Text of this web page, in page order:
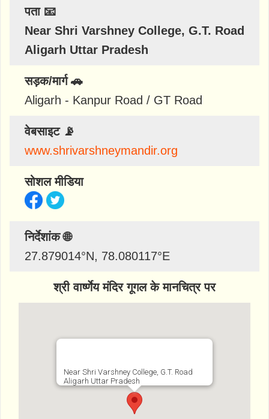
पता 📧
Near Shri Varshney College, G.T. Road
Aligarh Uttar Pradesh
सड़क/मार्ग 🚗
Aligarh - Kanpur Road / GT Road
वेबसाइट 📡
www.shrivarshneymandir.org
सोशल मीडिया
निर्देशांक 🌐
27.879014°N, 78.080117°E
श्री वार्ष्णेय मंदिर गूगल के मानचित्र पर
Near Shri Varshney College, G.T. Road
Aligarh Uttar Pradesh